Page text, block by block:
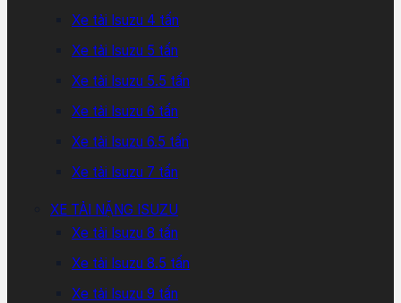
Xe tải Isuzu 4 tấn
Xe tải Isuzu 5 tấn
Xe tải Isuzu 5.5 tấn
Xe tải Isuzu 6 tấn
Xe tải Isuzu 6.5 tấn
Xe tải Isuzu 7 tấn
XE TẢI NẶNG ISUZU
Xe tải Isuzu 8 tấn
Xe tải Isuzu 8.5 tấn
Xe tải Isuzu 9 tấn